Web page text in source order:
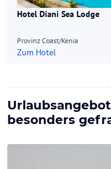
Hotel Diani Sea Lodge
Provinz Coast/Kenia
Zum Hotel